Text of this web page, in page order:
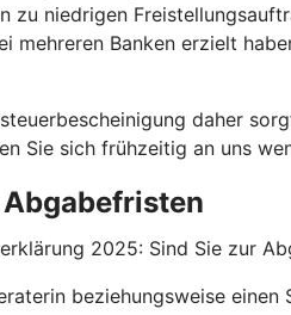
zu niedrigen
mehreren Banken erzielt
daher
Sie sich frühzeitig an uns
2025: Sind Sie zur
beziehungsweise